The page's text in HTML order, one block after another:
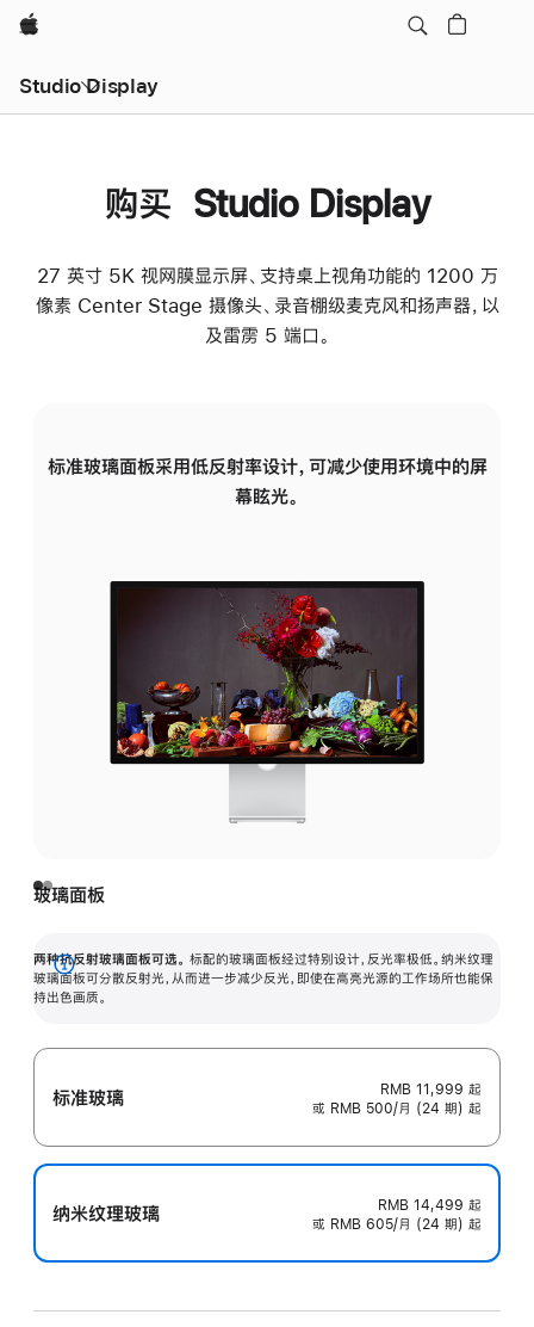
Apple
Studio Display
购买 Studio Display
27 英寸 5K 视网膜显示屏、支持桌上视角功能的 1200 万
像素 Center Stage 摄像头、录音棚级麦克风和扬声器，以
及雷雳 5 端口。
标准玻璃面板采用低反射率设计，可减少使用环境中的屏
幕眩光。
玻璃面板
两种抗反射玻璃面板可选。 标配的玻璃面板经过特别设计，反光率极低。纳米纹理
玻璃面板可分散反射光，从而进一步减少反光，即使在高亮光源的工作场所也能保
持出色画质。
展
开
标准玻璃 RMB 11,999 起
或 RMB 500/月 (24 期) 起
纳米纹理玻璃 RMB 14,499 起
或 RMB 605/月 (24 期) 起